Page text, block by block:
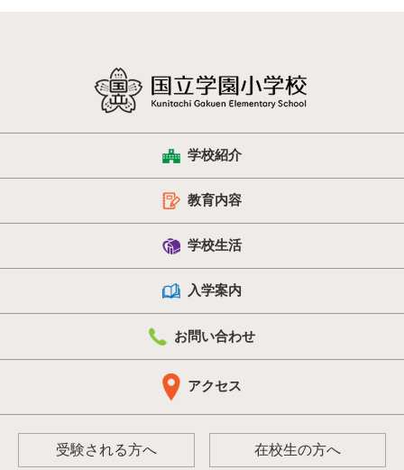
学校紹介
教育内容
学校生活
入学案内
お問い合わせ
アクセス
受験される方へ 在校生の方へ